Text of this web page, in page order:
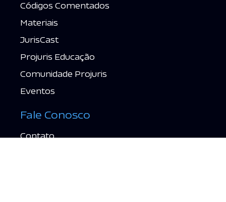
Códigos Comentados
Materiais
JurisCast
Projuris Educação
Comunidade Projuris
Eventos
Fale Conosco
Contato